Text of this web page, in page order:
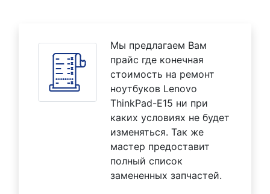
Мы предлагаем Вам
прайс где конечная
стоимость на ремонт
ноутбуков Lenovo
ThinkPad-E15 ни при
каких условиях не будет
изменяться. Так же
мастер предоставит
полный список
замененных запчастей.